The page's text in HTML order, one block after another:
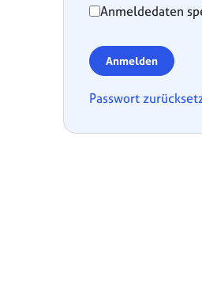
Anmeldedaten
Anmelden
Passwort